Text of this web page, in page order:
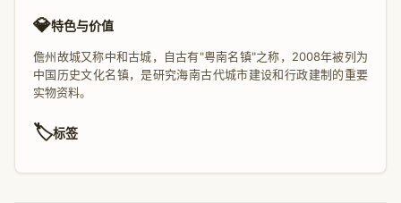
💎特色与价值
儋州故城又称中和古城，自古有"粤南名镇"之称，2008年被列为
中国历史文化名镇，是研究海南古代城市建设和行政建制的重要
实物资料。
🏷️标签